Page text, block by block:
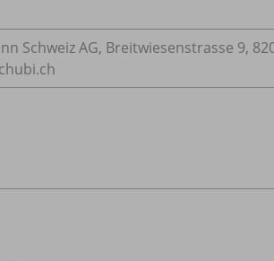
Schweiz AG, Breitwiesenstrasse 9,